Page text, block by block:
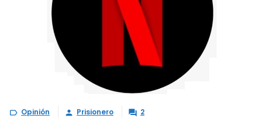
 Opinión  Prisionero  2